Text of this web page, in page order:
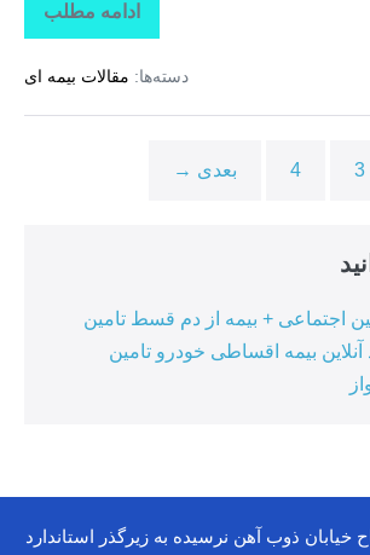
ادامه مطلب
تاراز
بیمه
بیمه
درمان
دسته‌ها: مقالات بیمه ای
3
4 بعدی →
اجتماعی + بیمه از دم قسط تامین
بیمه اقساطی خودرو تامین
خیابان ذوب آهن نرسیده به زیرگذر استاندارد